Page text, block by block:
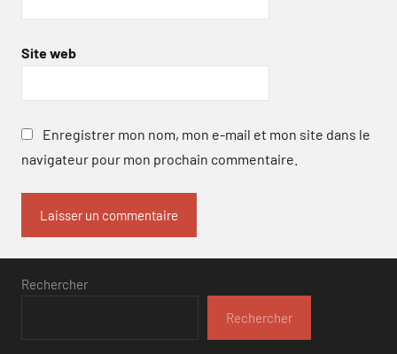
Site web
Enregistrer mon nom, mon e-mail et mon site dans le
navigateur pour mon prochain commentaire.
Rechercher
Rechercher